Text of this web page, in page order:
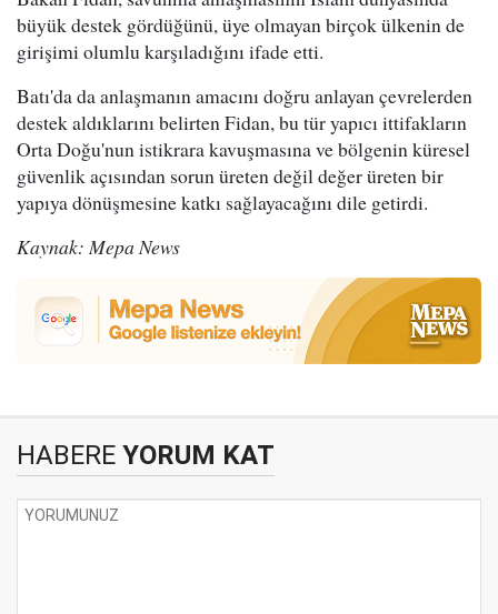
büyük destek gördüğünü, üye olmayan birçok ülkenin de
girişimi olumlu karşıladığını ifade etti.
Batı'da da anlaşmanın amacını doğru anlayan çevrelerden
destek aldıklarını belirten Fidan, bu tür yapıcı ittifakların
Orta Doğu'nun istikrara kavuşmasına ve bölgenin küresel
güvenlik açısından sorun üreten değil değer üreten bir
yapıya dönüşmesine katkı sağlayacağını dile getirdi.
Kaynak: Mepa News
HABERE YORUM KAT